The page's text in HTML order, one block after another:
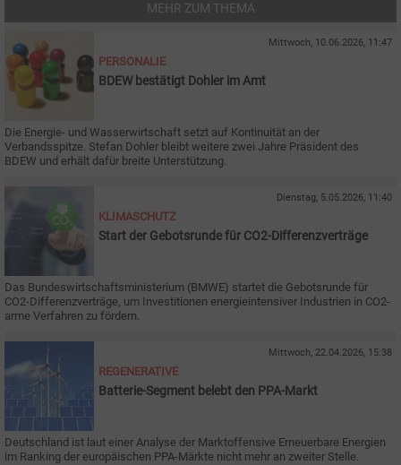
MEHR ZUM THEMA
Mittwoch, 10.06.2026, 11:47
PERSONALIE
BDEW bestätigt Dohler im Amt
Die Energie- und Wasserwirtschaft setzt auf Kontinuität an der
Verbandsspitze. Stefan Dohler bleibt weitere zwei Jahre Präsident des
BDEW und erhält dafür breite Unterstützung.
Dienstag, 5.05.2026, 11:40
KLIMASCHUTZ
Start der Gebotsrunde für CO2-Differenzverträge
Das Bundeswirtschaftsministerium (BMWE) startet die Gebotsrunde für
CO2-Differenzverträge, um Investitionen energieintensiver Industrien in CO2-
arme Verfahren zu fördern.
Mittwoch, 22.04.2026, 15:38
REGENERATIVE
Batterie-Segment belebt den PPA-Markt
Deutschland ist laut einer Analyse der Marktoffensive Erneuerbare Energien
im Ranking der europäischen PPA-Märkte nicht mehr an zweiter Stelle.